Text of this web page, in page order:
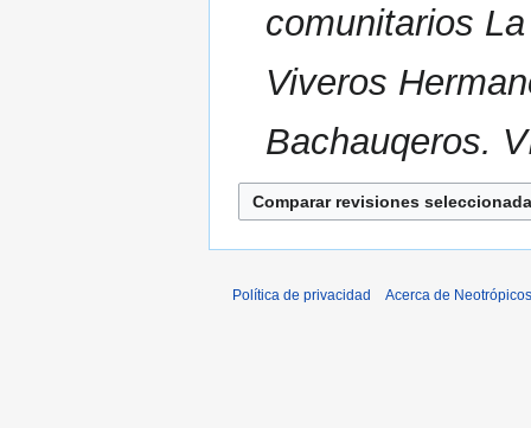
comunitarios
Viveros
Bachauqeros.
Política de privacidad Acerca de Neotrópicos